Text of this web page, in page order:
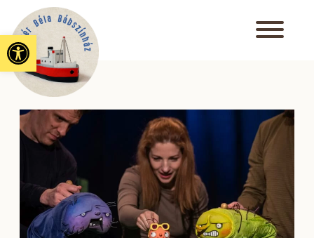
Eszköztár megnyitása